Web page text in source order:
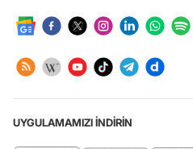
UYGULAMAMIZI İNDİRİN